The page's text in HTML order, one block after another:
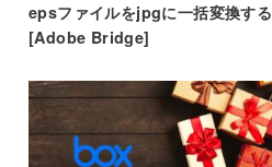
epsファイルをjpgに一括変換する
[Adobe Bridge]